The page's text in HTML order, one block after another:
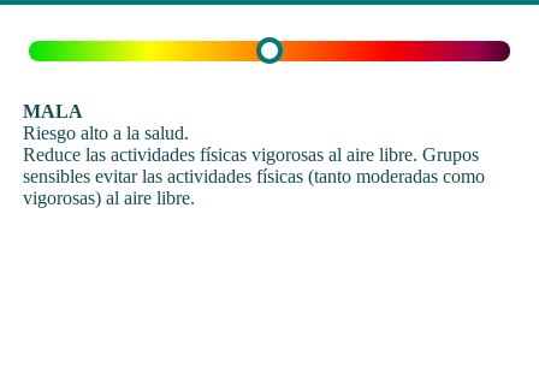
MALA
Riesgo alto a la salud.
Reduce las actividades físicas vigorosas al aire libre. Grupos
sensibles evitar las actividades físicas (tanto moderadas como
vigorosas) al aire libre.